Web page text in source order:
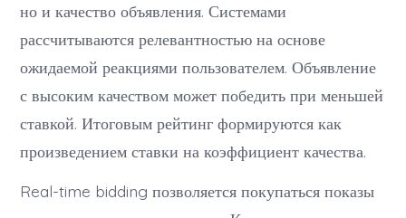
но и качество объявления. Системами
рассчитываются релевантностью на основе
ожидаемой реакциями пользователем. Объявление
с высоким качеством может победить при меньшей
ставкой. Итоговым рейтинг формируются как
произведением ставки на коэффициент качества.
Real-time bidding позволяется покупаться показы